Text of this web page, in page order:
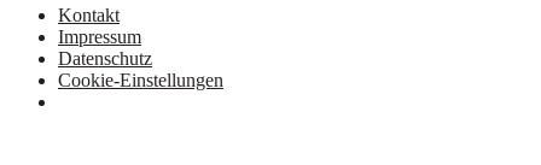
Kontakt
Impressum
Datenschutz
Cookie-Einstellungen